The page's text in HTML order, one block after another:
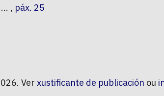
... , páx. 25
Ver xustificante de publicación ou